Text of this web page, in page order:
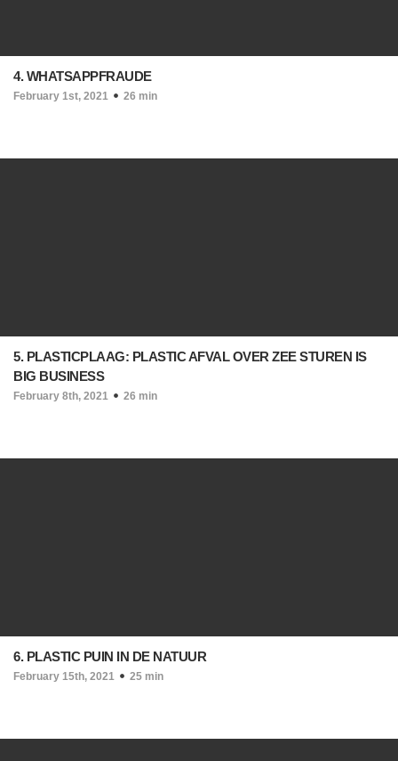
4. WHATSAPPFRAUDE
February 1st, 2021 26 min
5. PLASTICPLAAG: PLASTIC AFVAL OVER ZEE STUREN IS
BIG BUSINESS
February 8th, 2021 26 min
6. PLASTIC PUIN IN DE NATUUR
February 15th, 2021 25 min